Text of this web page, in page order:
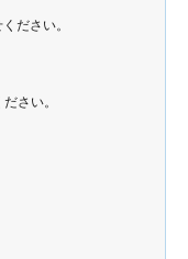
ださい。
さい。